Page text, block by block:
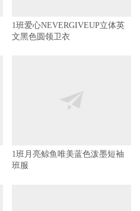
1班爱心NEVERGIVEUP立体英
文黑色圆领卫衣
1班月亮鲸鱼唯美蓝色泼墨短袖
班服